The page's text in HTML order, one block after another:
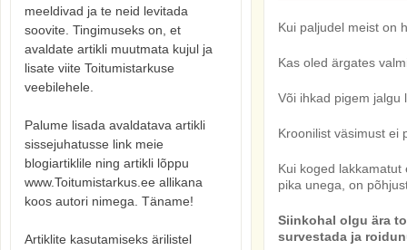
Kui paljudel meist on
Kas oled ärgates
Või ihkad pigem jalgu
Kroonilist väsimust ei
Kui koged lakkamatut
pika unega, on
Siinkohal olgu ära
survestada ja
meeldivad ja te neid levitada
soovite. Tingimuseks on, et
avaldate artikli muutmata kujul ja
lisate viite Toitumistarkuse
veebilehele.
Palume lisada avaldatava artikli
sissejuhatusse link meie
blogiartiklile ning artikli lõppu
www.Toitumistarkus.ee allikana
koos autori nimega. Täname!
Artiklite kasutamiseks ärilistel